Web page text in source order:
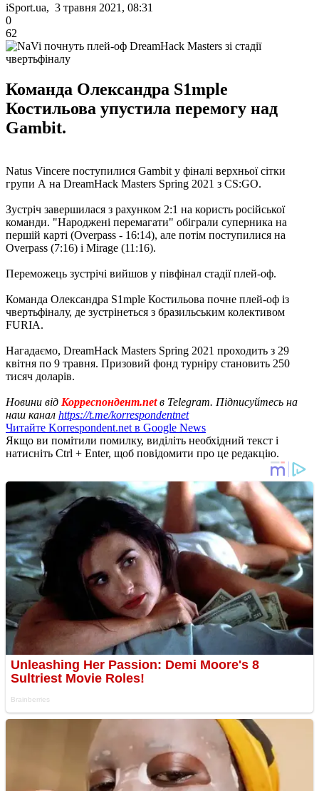
iSport.ua, 3 травня 2021, 08:31
0
62
Команда Олександра S1mple
Костильова упустила перемогу над
Gambit.
Natus Vincere поступилися Gambit у фіналі верхньої сітки
групи А на DreamHack Masters Spring 2021 з CS:GO.
Зустріч завершилася з рахунком 2:1 на користь російської
команди. "Народжені перемагати" обіграли суперника на
першій карті (Overpass - 16:14), але потім поступилися на
Overpass (7:16) і Mirage (11:16).
Переможець зустрічі вийшов у півфінал стадії плей-оф.
Команда Олександра S1mple Костильова почне плей-оф із
чвертьфіналу, де зустрінеться з бразильським колективом
FURIA.
Нагадаємо, DreamHack Masters Spring 2021 проходить з 29
квітня по 9 травня. Призовий фонд турніру становить 250
тисяч доларів.
Новини від Корреспондент.netв Telegram. Підписуйтесь на
наш канал https://t.me/korrespondentnet
Читайте Korrespondent.net в Google News
Якщо ви помітили помилку, виділіть необхідний текст і
натисніть Ctrl + Enter, щоб повідомити про це редакцію.